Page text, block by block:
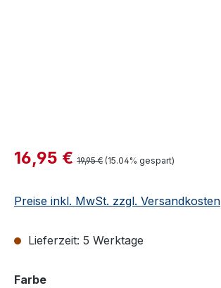
Verkaufspreis:
16,95 € Regulärer Preis:
19,95 € (15.04% gespart)
Preise inkl. MwSt. zzgl. Versandkosten
Lieferzeit: 5 Werktage
Farbeauswählen